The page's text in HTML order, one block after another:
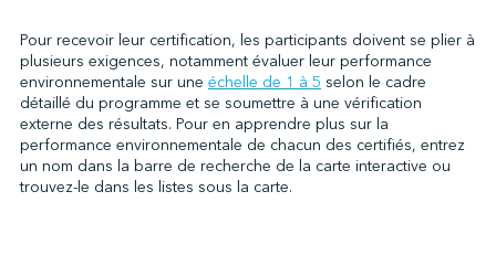
Pour recevoir leur certification, les participants doivent se plier à
plusieurs exigences, notamment évaluer leur performance
environnementale sur une échelle de 1 à 5 selon le cadre
détaillé du programme et se soumettre à une vérification
externe des résultats. Pour en apprendre plus sur la
performance environnementale de chacun des certifiés, entrez
un nom dans la barre de recherche de la carte interactive ou
trouvez-le dans les listes sous la carte.